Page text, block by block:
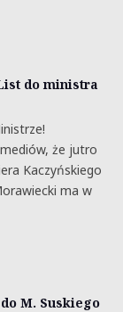
do ministra
że jutro
Kaczyńskiego
ma w
M. Suskiego